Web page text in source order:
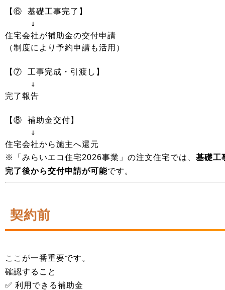
【⑥ 基礎工事完了】
↓
住宅会社が補助金の交付申請
（制度により予約申請も活用）
【⑦ 工事完成・引渡し】
↓
完了報告
【⑧ 補助金交付】
↓
住宅会社から施主へ還元
※「みらいエコ住宅2026事業」の注文住宅では、 基礎工
完了後から交付申請が可能です。
契約前
ここが一番重要です。
確認すること
✅ 利用できる補助金